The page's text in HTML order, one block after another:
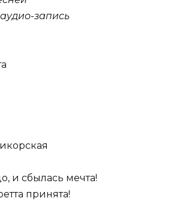
запись
и сбылась мечта!
принята!